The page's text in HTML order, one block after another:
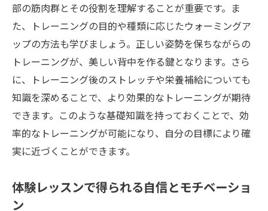
部の筋肉群とその役割を理解することが重要です。ま
た、トレーニングの目的や種類に応じたウォーミングア
ップの方法も学びましょう。正しい姿勢を保ちながらの
トレーニングが、美しい背中を作る鍵となります。さら
に、トレーニング後のストレッチや栄養補給についても
知識を深めることで、より効果的なトレーニングが期待
できます。このような基礎知識を持っておくことで、効
率的なトレーニングが可能になり、自分の目標により確
実に近づくことができます。
体験レッスンで得られる自信とモチベーショ
ン